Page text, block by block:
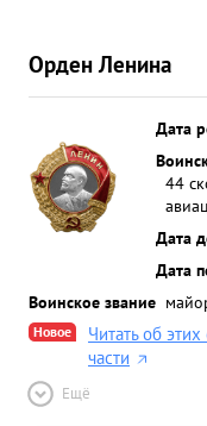
Орден Ленина
Дата
44
Дата
Дата
Воинское звание
Новое
Читать об
части
Ещё